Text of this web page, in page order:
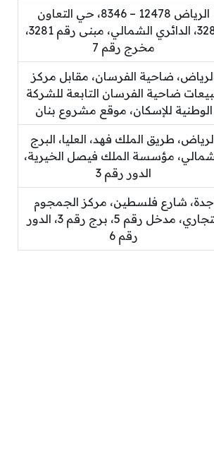
الرياض 12478 – 8346، حي التعاون
3285، الدائري الشمالي، مبنى رقم 3281،
مخرج رقم 7
ضاحية الفرسان، مقابل مركز
ضاحية الفرسان التابعة للشركة
الوطنية للإسكان، موقع مشروع بنان
طريق الملك فهد، العليا، البرج
مؤسسة الملك فيصل الخيرية،
الدور رقم 3
جدة، شارع فلسطين، مركز الجمجوم
التجاري، مدخل رقم 5، برج رقم 3، الدور
رقم 6